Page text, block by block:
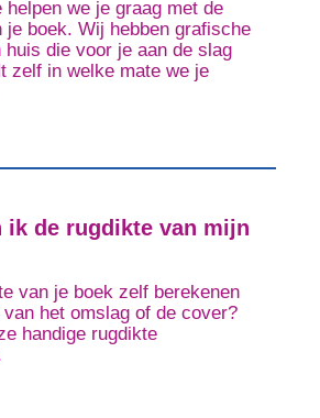
helpen we je graag met de
je boek. Wij hebben grafische
die voor je aan de slag
zelf in welke mate we je
ik de rugdikte van mijn
van je boek zelf berekenen
het omslag of de cover?
handige rugdikte